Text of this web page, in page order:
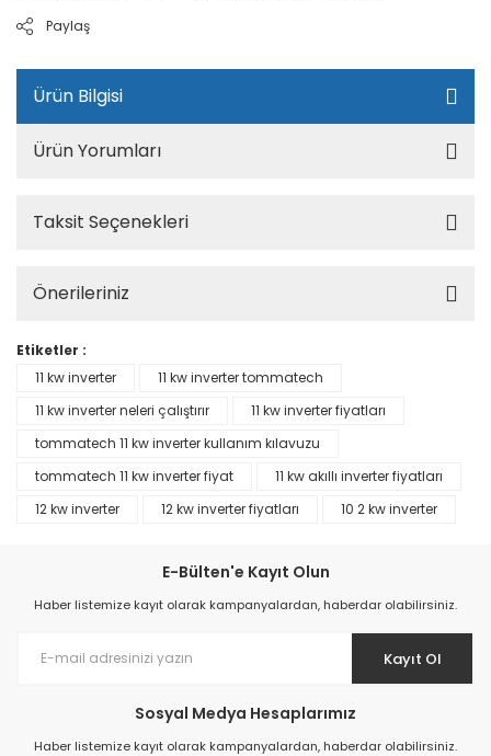
Paylaş
Ürün Bilgisi
Ürün Yorumları
Taksit Seçenekleri
Önerileriniz
Etiketler :
11 kw inverter
11 kw inverter tommatech
11 kw inverter neleri çalıştırır
11 kw inverter fiyatları
tommatech 11 kw inverter kullanım kılavuzu
tommatech 11 kw inverter fiyat
11 kw akıllı inverter fiyatları
12 kw inverter
12 kw inverter fiyatları 10 2 kw inverter
E-Bülten'e Kayıt Olun
Haber listemize kayıt olarak kampanyalardan, haberdar olabilirsiniz.
Kayıt Ol
Sosyal Medya Hesaplarımız
Haber listemize kayıt olarak kampanyalardan, haberdar olabilirsiniz.